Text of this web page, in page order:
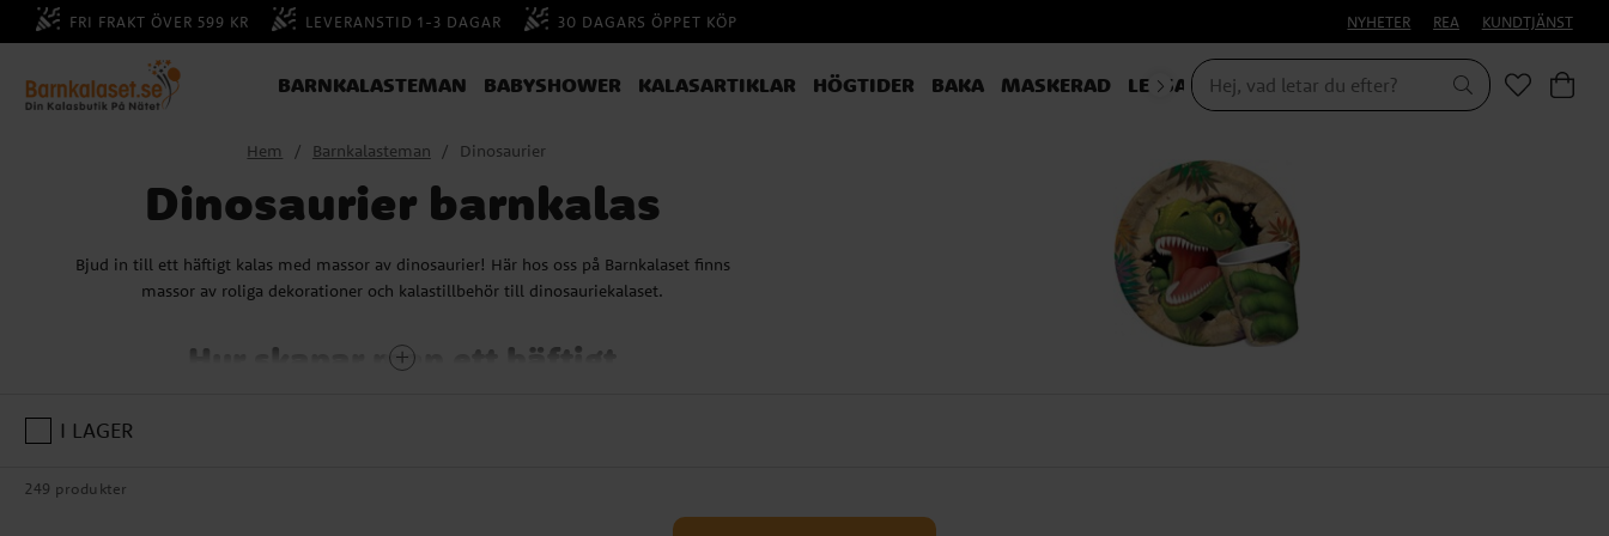
FRI FRAKT ÖVER 599 KR LEVERANSTID 1-3 DAGAR 30 DAGARS ÖPPET KÖP NYHETER REA KUNDTJÄNST
BARNKALASTEMAN BABYSHOWER KALASARTIKLAR HÖGTIDER BAKA MASKERAD LEKSAKER & PRESENTER
Hem Barnkalasteman Dinosaurier
Dinosaurier barnkalas
Bjud in till ett häftigt kalas med massor av dinosaurier! Här hos oss på Barnkalaset finns
massor av roliga dekorationer och kalastillbehör till dinosauriekalaset.
Hur skapar man ett häftigt
dinosaurier, baka en dinosaurietårta och hitta på lekar och aktiviteter där dinosaurierna får stå
I LAGER
249 produkter